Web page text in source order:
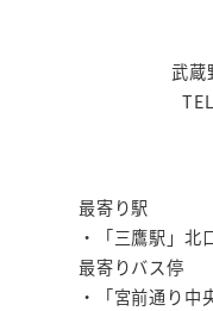
武蔵
最寄り駅
・「三鷹駅」北
最寄りバス停
・「宮前通り中